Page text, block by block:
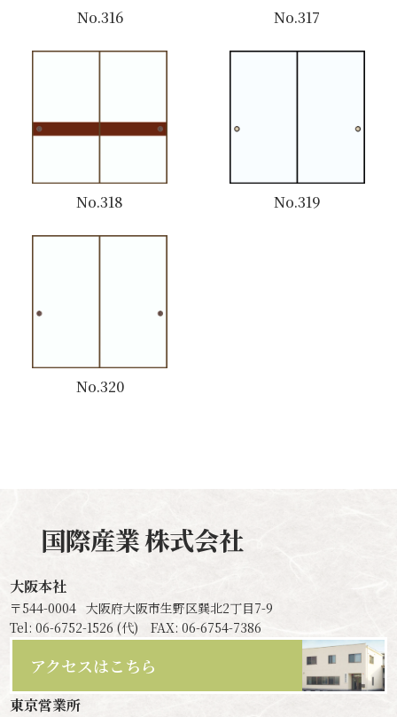
No.316 No.317
No.318 No.319
No.320
国際産業株式会社
大阪本社
〒544-0004 大阪府大阪市生野区巽北2丁目7-9
Tel: 06-6752-1526 (代) FAX: 06-6754-7386
アクセスはこちら
東京営業所